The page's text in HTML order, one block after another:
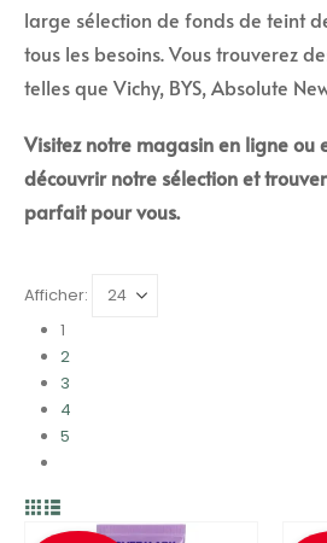
large sélection de fonds de teint
tous les besoins. Vous trouverez
telles que Vichy, BYS, Absolute
Visitez notre magasin en ligne ou
découvrir notre sélection et
parfait pour vous.
Afficher:
1
2
3
4
5